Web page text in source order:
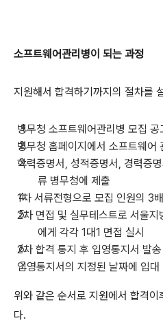
소프트웨어관리병이 되는 과정
지원해서 합격하기까지의 절차를
병무청 소프트웨어관리병 모집 공
병무청 홈페이지에서 소프트웨어
학력증명서, 성적증명서, 경력증
류 병무청에 제출
1차 서류전형으로 모집 인원의 3
2차 면접 및 실무테스트로 서울
에게 각각 1대1 면접 실시
2차 합격 통지 후 입영통지서 발송
입영통지서의 지정된 날짜에 입대
위와 같은 순서로 지원에서 합격
다.